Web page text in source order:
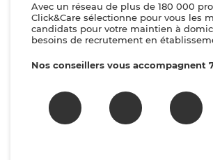
Avec un réseau de plus de 180 000
Click&Care sélectionne pour vous les
candidats pour votre maintien à
besoins de recrutement en
Nos conseillers vous accompagnent